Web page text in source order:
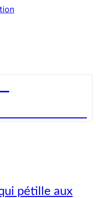
pétille aux